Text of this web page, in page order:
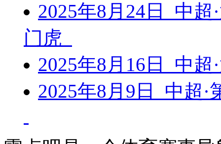
2025年8月24日 中
门虎
2025年8月16日 中
2025年8月9日 中超